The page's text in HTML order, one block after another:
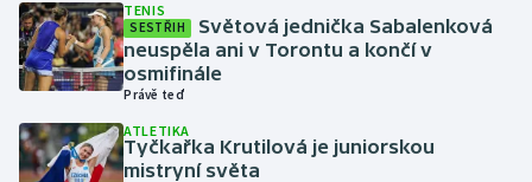
Házená
Jezdectví
Judo
TENIS
SESTŘIH
Světová jednička Sabalenková
neuspěla ani v Torontu a končí v
osmifinále
Právě teď
ATLETIKA
Tyčkařka Krutilová je juniorskou
mistryní světa